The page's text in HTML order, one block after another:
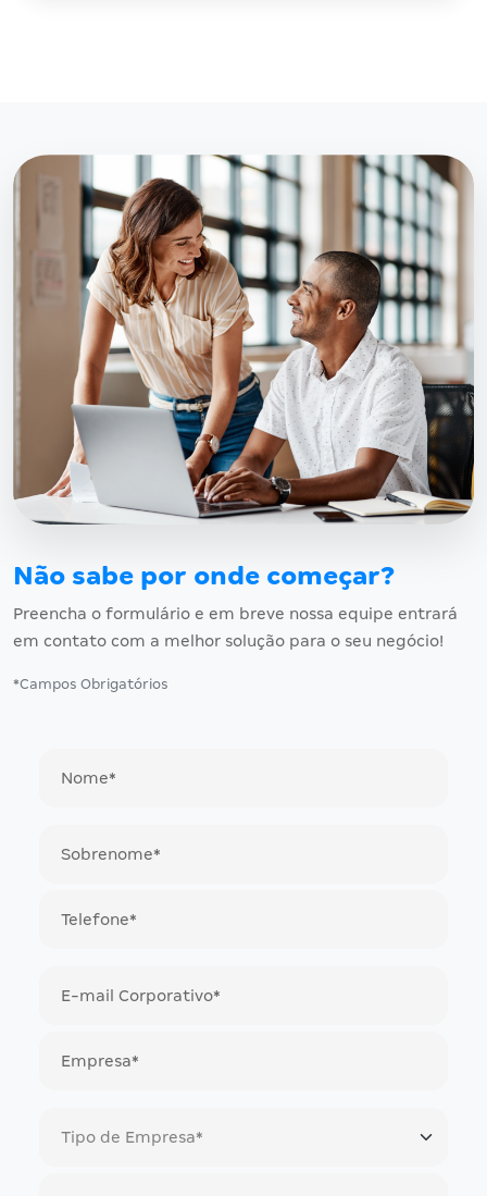
Não sabe por onde começar?
Preencha o formulário e em breve nossa equipe entrará
em contato com a melhor solução para o seu negócio!
*Campos Obrigatórios